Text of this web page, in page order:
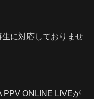
に対応しておりませ
ONLINE LIVEが